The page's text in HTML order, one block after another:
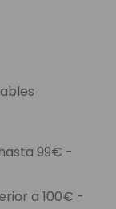
99€ -
a 100€ -